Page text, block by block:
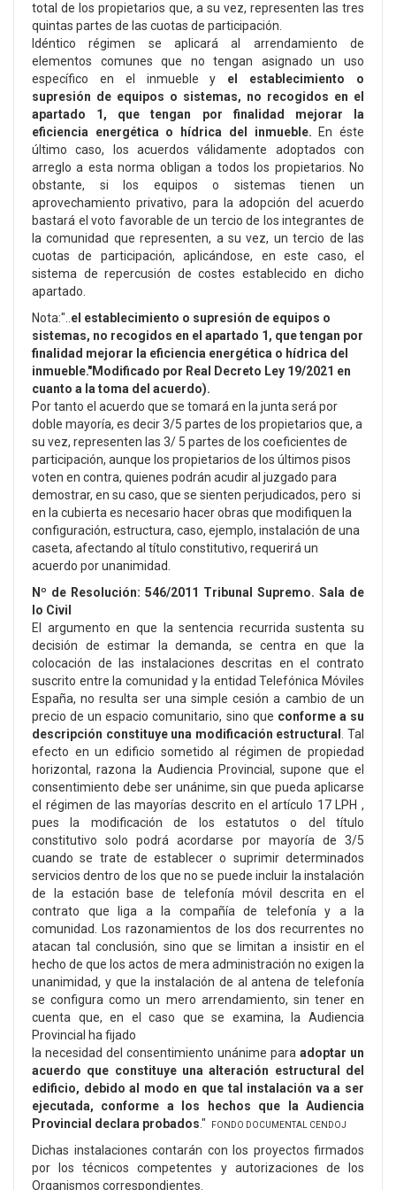
total de los propietarios que, a su vez, representen las tres
quintas partes de las cuotas de participación.
Idéntico régimen se aplicará al arrendamiento de
elementos comunes que no tengan asignado un uso
específico en el inmueble y el establecimiento o
supresión de equipos o sistemas, no recogidos en el
apartado 1, que tengan por finalidad mejorar la
eficiencia energética o hídrica del inmueble. En éste
último caso, los acuerdos válidamente adoptados con
arreglo a esta norma obligan a todos los propietarios. No
obstante, si los equipos o sistemas tienen un
aprovechamiento privativo, para la adopción del acuerdo
bastará el voto favorable de un tercio de los integrantes de
la comunidad que representen, a su vez, un tercio de las
cuotas de participación, aplicándose, en este caso, el
sistema de repercusión de costes establecido en dicho
apartado.
Nota:".. el establecimiento o supresión de equipos o
sistemas, no recogidos en el apartado 1, que tengan por
finalidad mejorar la eficiencia energética o hídrica del
inmueble."Modificado por Real Decreto Ley 19/2021 en
cuanto a la toma del acuerdo).
Por tanto el acuerdo que se tomará en la junta será por
doble mayoría, es decir 3/5 partes de los propietarios que, a
su vez, representen las 3/ 5 partes de los coeficientes de
participación, aunque los propietarios de los últimos pisos
voten en contra, quienes podrán acudir al juzgado para
demostrar, en su caso, que se sienten perjudicados, pero si
en la cubierta es necesario hacer obras que modifiquen la
configuración, estructura, caso, ejemplo, instalación de una
caseta, afectando al título constitutivo, requerirá un
acuerdo por unanimidad.
Nº de Resolución: 546/2011 Tribunal Supremo. Sala de
lo Civil
El argumento en que la sentencia recurrida sustenta su
decisión de estimar la demanda, se centra en que la
colocación de las instalaciones descritas en el contrato
suscrito entre la comunidad y la entidad Telefónica Móviles
España, no resulta ser una simple cesión a cambio de un
precio de un espacio comunitario, sino que conforme a su
descripción constituye una modificación estructural
. Tal
efecto en un edificio sometido al régimen de propiedad
horizontal, razona la Audiencia Provincial, supone que el
consentimiento debe ser unánime, sin que pueda aplicarse
el régimen de las mayorías descrito en el artículo 17 LPH ,
pues la modificación de los estatutos o del título
constitutivo solo podrá acordarse por mayoría de 3/5
cuando se trate de establecer o suprimir determinados
servicios dentro de los que no se puede incluir la instalación
de la estación base de telefonía móvil descrita en el
contrato que liga a la compañía de telefonía y a la
comunidad. Los razonamientos de los dos recurrentes no
atacan tal conclusión, sino que se limitan a insistir en el
hecho de que los actos de mera administración no exigen la
unanimidad, y que la instalación de al antena de telefonía
se configura como un mero arrendamiento, sin tener en
cuenta que, en el caso que se examina, la Audiencia
Provincial ha fijado
la necesidad del consentimiento unánime para adoptar un
acuerdo que constituye una alteración estructural del
edificio, debido al modo en que tal instalación va a ser
ejecutada, conforme a los hechos que la Audiencia
Provincial declara probados." FONDO DOCUMENTAL CENDOJ
Dichas instalaciones contarán con los proyectos firmados
por los técnicos competentes y autorizaciones de los
Organismos correspondientes.